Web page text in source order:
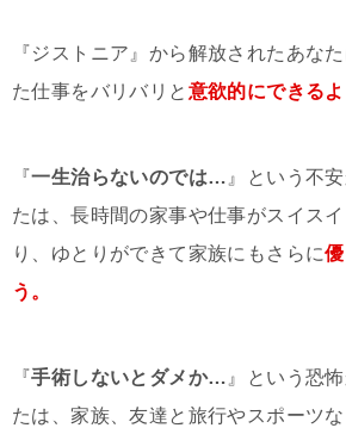
『ジストニア』から解放されたあな
た仕事をバリバリと 意欲的にできる
『一生治らないのでは… 』という不
たは、長時間の家事や仕事がスイス
り、ゆとりができて家族にもさらに
う。
『手術しないとダメか… 』という恐
たは、家族、友達と旅行やスポーツな